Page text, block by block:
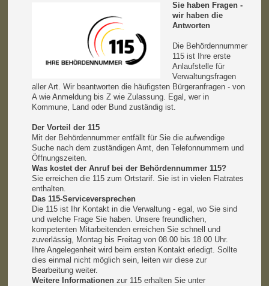
Sie haben Fragen -
wir haben die
Antworten
Die Behördennummer
115 ist Ihre erste
Anlaufstelle für
Verwaltungsfragen
aller Art. Wir beantworten die häufigsten Bürgeranfragen - von
A wie Anmeldung bis Z wie Zulassung. Egal, wer in
Kommune, Land oder Bund zuständig ist.
Der Vorteil der 115
Mit der Behördennummer entfällt für Sie die aufwendige
Suche nach dem zuständigen Amt, den Telefonnummern und
Öffnungszeiten.
Was kostet der Anruf bei der Behördennummer 115?
Sie erreichen die 115 zum Ortstarif. Sie ist in vielen Flatrates
enthalten.
Das 115-Serviceversprechen
Die 115 ist Ihr Kontakt in die Verwaltung - egal, wo Sie sind
und welche Frage Sie haben. Unsere freundlichen,
kompetenten Mitarbeitenden erreichen Sie schnell und
zuverlässig, Montag bis Freitag von 08.00 bis 18.00 Uhr.
Ihre Angelegenheit wird beim ersten Kontakt erledigt. Sollte
dies einmal nicht möglich sein, leiten wir diese zur
Bearbeitung weiter.
Weitere Informationen zur 115 erhalten Sie unter